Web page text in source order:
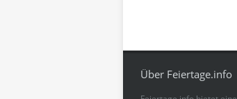
Über Feiertage.info